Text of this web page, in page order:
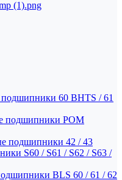
60 BHTS / 61
подшипники POM
подшипники 42 / 43
S60 / S61 / S62 / S63 /
BLS 60 / 61 / 62